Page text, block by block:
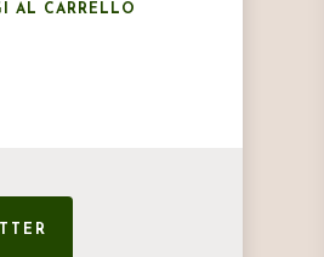
AL CARRELLO